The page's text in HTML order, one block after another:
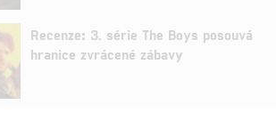
Recenze: 3. série The Boys posouvá
hranice zvrácené zábavy